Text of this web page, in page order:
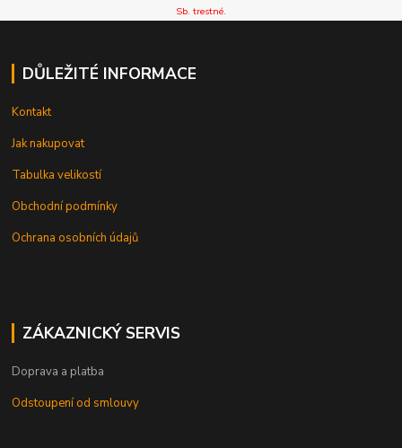
Sb. trestné.
DŮLEŽITÉ INFORMACE
Kontakt
Jak nakupovat
Tabulka velikostí
Obchodní podmínky
Ochrana osobních údajů
ZÁKAZNICKÝ SERVIS
Doprava a platba
Odstoupení od smlouvy